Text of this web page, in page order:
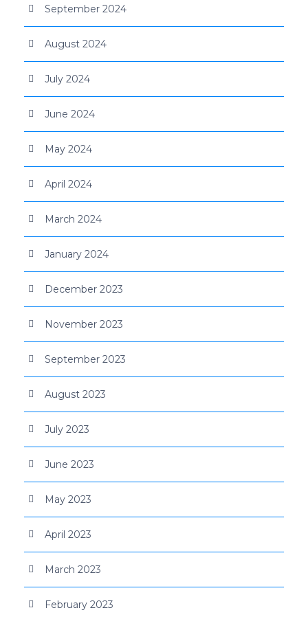
September 2024
August 2024
July 2024
June 2024
May 2024
April 2024
March 2024
January 2024
December 2023
November 2023
September 2023
August 2023
July 2023
June 2023
May 2023
April 2023
March 2023
February 2023